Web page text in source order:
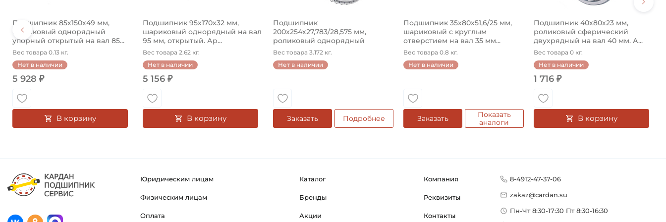
Подшипник 85х150х49 мм,
шариковый однорядный
упорный открытый на вал 85...
Вес товара 0.13 кг.
Нет в наличии
5 928 ₽
В корзину
Подшипник 95х170х32 мм,
шариковый однорядный на вал
95 мм, открытый. Ар...
Вес товара 2.62 кг.
Нет в наличии
5 156 ₽
В корзину
Подшипник
200х254х27,783/28,575 мм,
роликовый однорядный
конический на ...
Вес товара 3.172 кг.
Нет в наличии
Заказать Подробнее
Подшипник 35х80х51,6/25 мм,
шариковый с круглым
отверстием на вал 35 мм...
Вес товара 0.8 кг.
Нет в наличии
Заказать
Показать
аналоги
Подшипник 40х80х23 мм,
роликовый сферический
двухрядный на вал 40 мм. А...
Вес товара 0 кг.
Нет в наличии
1 716 ₽
В корзину
Юридическим лицам
Физическим лицам
Оплата
Каталог
Бренды
Акции
Компания
Реквизиты
Контакты
8-4912-47-37-06
zakaz@cardan.su
Пн-Чт 8:30-17:30 Пт 8:30-16:30